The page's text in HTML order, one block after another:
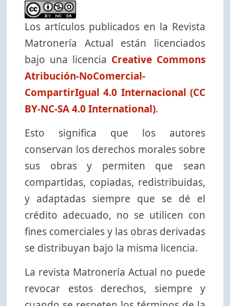
Los artículos publicados en la Revista
Matronería Actual están licenciados
bajo una licencia Creative Commons
Atribución-NoComercial-
CompartirIgual 4.0 Internacional (CC
BY-NC-SA 4.0 International).
Esto significa que los autores
conservan los derechos morales sobre
sus obras y permiten que sean
compartidas, copiadas, redistribuidas,
y adaptadas siempre que se dé el
crédito adecuado, no se utilicen con
fines comerciales y las obras derivadas
se distribuyan bajo la misma licencia.
La revista Matronería Actual no puede
revocar estos derechos, siempre y